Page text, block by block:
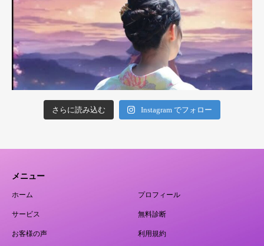
さらに読み込む Instagram でフォロー
メニュー
ホーム プロフィール
サービス 無料診断
お客様の声 利用規約